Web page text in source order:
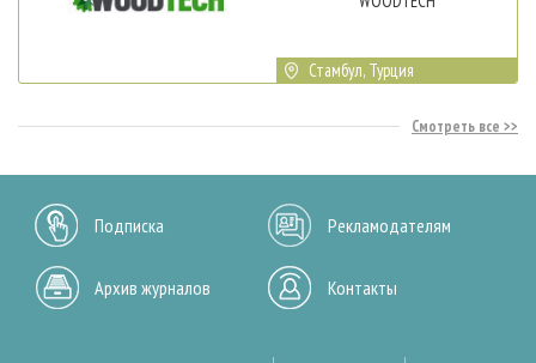
Стамбул, Турция
Смотреть все
Подписка Рекламодателям
Архив журналов Контакты